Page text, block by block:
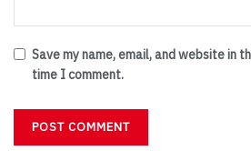
Save my name, email, and website in
time I comment.